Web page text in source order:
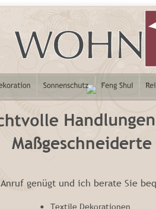
genügt und ich berate Sie
• Textile Dekorationen